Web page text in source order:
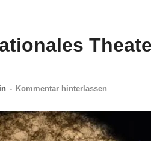
- Kommentar hinterlassen